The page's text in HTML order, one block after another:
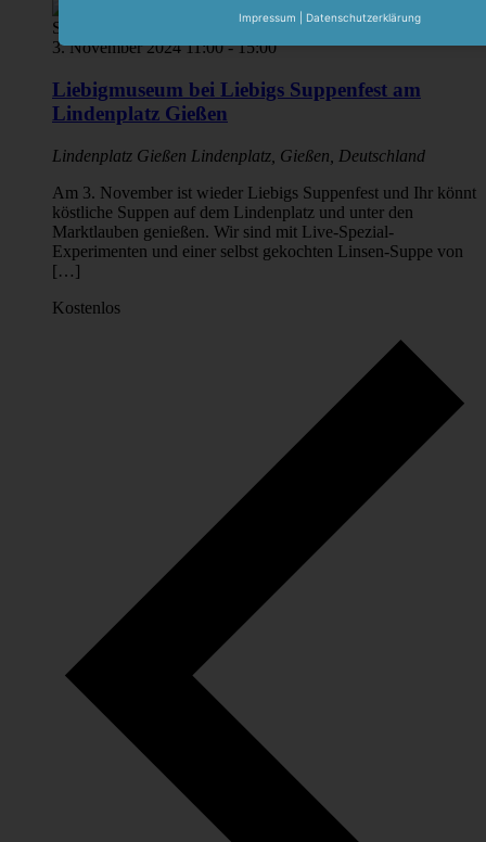
3. November 2024 11:00-15:00
Liebigmuseum bei Liebigs Suppenfest am
Lindenplatz Gießen
Lindenplatz Gießen Lindenplatz, Gießen, Deutschland
Am 3. November ist wieder Liebigs Suppenfest und Ihr könnt
köstliche Suppen auf dem Lindenplatz und unter den
Marktlauben genießen. Wir sind mit Live-Spezial-
Experimenten und einer selbst gekochten Linsen-Suppe von
[…]
Kostenlos
Impressum Datenschutzerklärung